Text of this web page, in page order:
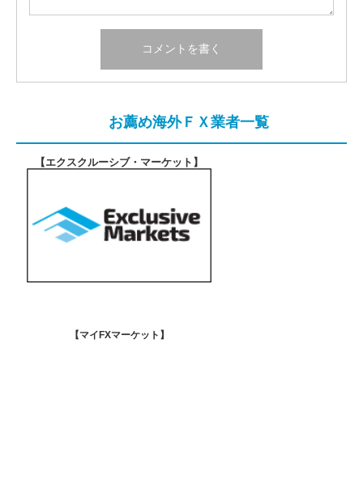
お薦め海外ＦＸ業者一覧
【エクスクルーシブ・マーケット 】
【マイFXマーケット 】